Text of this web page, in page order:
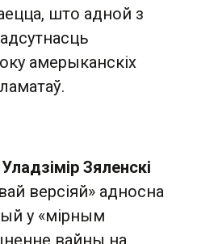
што адной з
амерыканскіх
Зяленскі
версіяй» адносна
у «мірным
вайны на